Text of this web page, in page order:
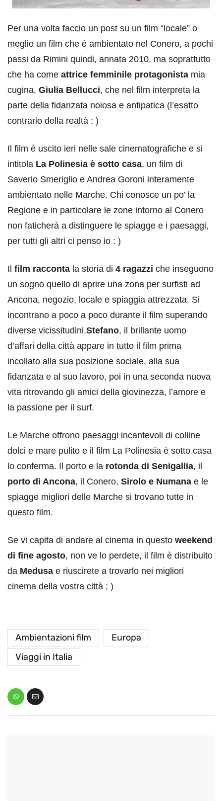
Per una volta faccio un post su un film “locale” o
meglio un film che è ambientato nel Conero, a pochi
passi da Rimini quindi, annata 2010, ma soprattutto
che ha come attrice femminile protagonista mia
cugina, Giulia Bellucci, che nel film interpreta la
parte della fidanzata noiosa e antipatica (l’esatto
contrario della realtà : )
Il film è uscito ieri nelle sale cinematografiche e si
intitola La Polinesia è sotto casa, un film di
Saverio Smeriglio e Andrea Goroni interamente
ambientato nelle Marche. Chi conosce un po’ la
Regione e in particolare le zone intorno al Conero
non faticherà a distinguere le spiagge e i paesaggi,
per tutti gli altri ci penso io : )
Il film racconta la storia di 4 ragazzi che inseguono
un sogno quello di aprire una zona per surfisti ad
Ancona, negozio, locale e spiaggia attrezzata. Si
incontrano a poco a poco durante il film superando
diverse vicissitudini.Stefano, il brillante uomo
d’affari della città appare in tutto il film prima
incollato alla sua posizione sociale, alla sua
fidanzata e al suo lavoro, poi in una seconda nuova
vita ritrovando gli amici della giovinezza, l’amore e
la passione per il surf.
Le Marche offrono paesaggi incantevoli di colline
dolci e mare pulito e il film La Polinesia è sotto casa
lo conferma. Il porto e la rotonda di Senigallia, il
porto di Ancona, il Conero, Sirolo e Numana e le
spiagge migliori delle Marche si trovano tutte in
questo film.
Se vi capita di andare al cinema in questo weekend
di fine agosto, non ve lo perdete, il film è distribuito
da Medusa e riuscirete a trovarlo nei migliori
cinema della vostra città ; )
Ambientazioni film
Europa
Viaggi in Italia